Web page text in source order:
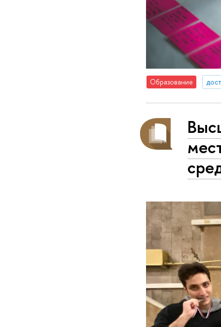
Образование